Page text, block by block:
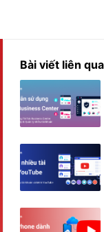
Bài viết liên